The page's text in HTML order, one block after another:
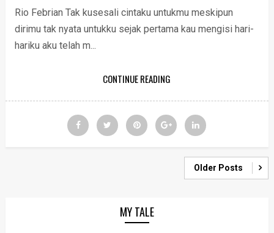
Rio Febrian Tak kusesali cintaku untukmu meskipun
dirimu tak nyata untukku sejak pertama kau mengisi hari-
hariku aku telah m...
CONTINUE READING
Older Posts
MY TALE